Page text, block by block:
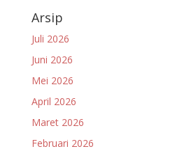
Arsip
Juli 2026
Juni 2026
Mei 2026
April 2026
Maret 2026
Februari 2026